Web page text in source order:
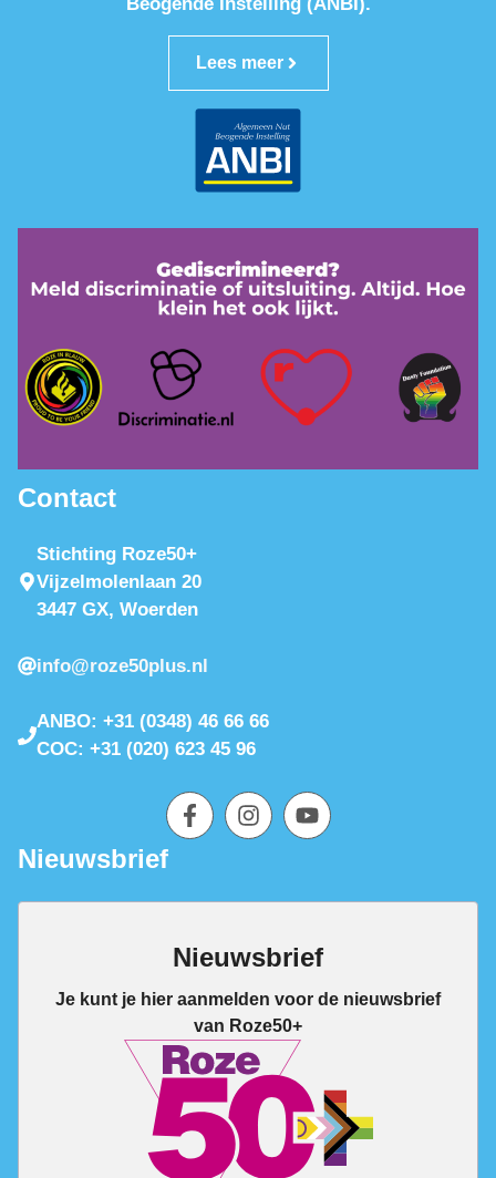
Lees meer
Contact
Stichting Roze50+
Vijzelmolenlaan 20
3447 GX, Woerden
info@roze50plus.nl
ANBO: +31 (0348) 46 66 66
COC: +31 (020) 623 45 96
Nieuwsbrief
Nieuwsbrief
Je kunt je hier aanmelden voor de nieuwsbrief
van Roze50+